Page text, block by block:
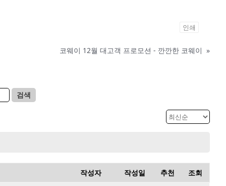
인쇄
코웨이 12월 대고객 프로모션 - 깐깐한 코웨이 »
검색
작성자 작성일 추천 조회